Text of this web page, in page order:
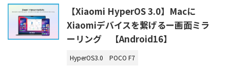
【Xiaomi HyperOS 3.0】Macに
Xiaomiデバイスを繋げるー画面ミラ
ーリング 【Android16】
HyperOS3.0 POCO F7